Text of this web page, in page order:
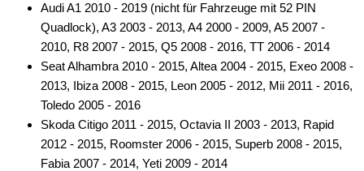
Audi A1 2010 - 2019 (nicht für Fahrzeuge mit 52 PIN
Quadlock), A3 2003 - 2013, A4 2000 - 2009, A5 2007 -
2010, R8 2007 - 2015, Q5 2008 - 2016, TT 2006 - 2014
Seat Alhambra 2010 - 2015, Altea 2004 - 2015, Exeo 2008 -
2013, Ibiza 2008 - 2015, Leon 2005 - 2012, Mii 2011 - 2016,
Toledo 2005 - 2016
Skoda Citigo 2011 - 2015, Octavia II 2003 - 2013, Rapid
2012 - 2015, Roomster 2006 - 2015, Superb 2008 - 2015,
Fabia 2007 - 2014, Yeti 2009 - 2014